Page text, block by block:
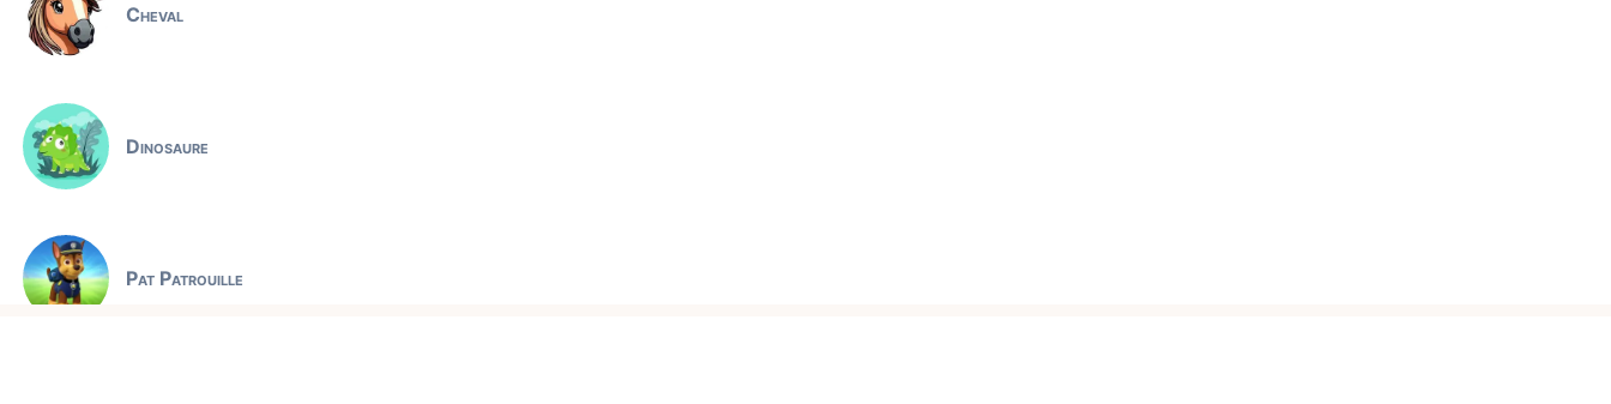
Cheval
Dinosaure
Pat Patrouille